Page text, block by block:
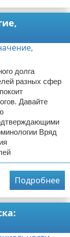
долга
разных сфер
Давайте
Вряд
Подробнее